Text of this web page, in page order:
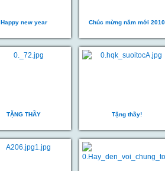
Happy new year Chúc mừng năm mới 2010
TẶNG THẦY Tặng thầy!